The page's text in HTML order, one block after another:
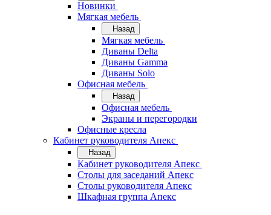
Новинки
Мягкая мебель
Назад
Мягкая мебель
Диваны Delta
Диваны Gamma
Диваны Solo
Офисная мебель
Назад
Офисная мебель
Экраны и перегородки
Офисные кресла
Кабинет руководителя Апекс
Назад
Кабинет руководителя Апекс
Столы для заседаний Апекс
Столы руководителя Апекс
Шкафная группа Апекс